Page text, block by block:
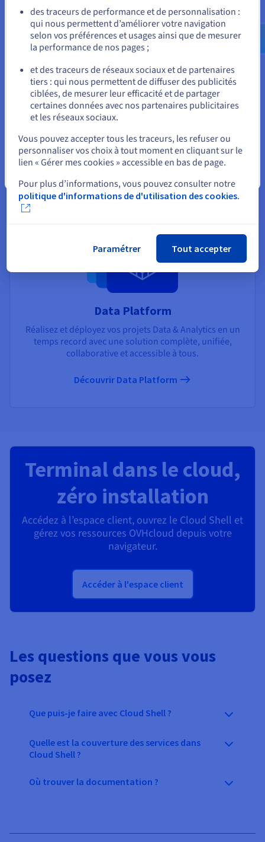
Managed Kubernetes Service
Libérez-vous des contraintes d’installation et de
maintenance de vos clusters Kubernetes. Déployez
rapidement vos applications grâce à une solution de
référence pour l’orchestration de conteneurs.
Découvrir Managed Kubernetes Service
Data Platform
Réalisez et déployez vos projets Data & Analytics en un
temps record avec une solution complète, unifiée,
collaborative et accessible à tous.
Découvrir Data Platform
Terminal dans le cloud,
zéro installation
Accédez à l’espace client, ouvrez le Cloud Shell et
gérez vos ressources OVHcloud depuis votre
navigateur.
Accéder à l'espace client
Les questions que vous vous
posez
Que puis-je faire avec Cloud Shell ?
Quelle est la couverture des services dans
Cloud Shell ?
Où trouver la documentation ?
Allez sur le site États-Unis
us.ovhcloud.com/
Anglais USD - $
ou
Rester sur le site actuel
Sélectionner un autre site web
des traceurs de performance et de personnalisation :
qui nous permettent d’améliorer votre navigation
selon vos préférences et usages ainsi que de mesurer
la performance de nos pages ;
et des traceurs de réseaux sociaux et de partenaires
tiers : qui nous permettent de diffuser des publicités
ciblées, de mesurer leur efficacité et de partager
certaines données avec nos partenaires publicitaires
et les réseaux sociaux.
Vous pouvez accepter tous les traceurs, les refuser ou
personnaliser vos choix à tout moment en cliquant sur le
lien « Gérer mes cookies » accessible en bas de page.
Pour plus d’informations, vous pouvez consulter notre
politique d'informations de d'utilisation des cookies.
Paramétrer Tout accepter